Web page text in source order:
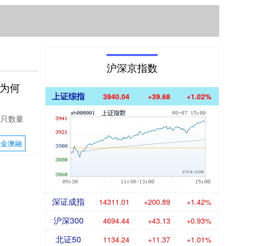
何
数量
澳融
沪深京指数
上证综指 3940.04 +39.68 +1.02%
深证成指 14311.01 +200.89 +1.42%
沪深300 4694.44 +43.13 +0.93%
北证50 1134.24 +11.37 +1.01%